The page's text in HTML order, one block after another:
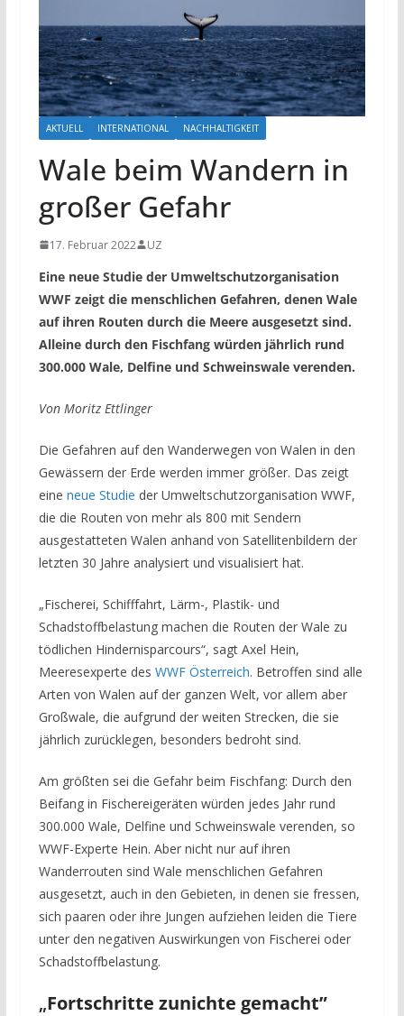
AKTUELL INTERNATIONAL NACHHALTIGKEIT
Wale beim Wandern in
großer Gefahr
17. Februar 2022 UZ
Eine neue Studie der Umweltschutzorganisation
WWF zeigt die menschlichen Gefahren, denen Wale
auf ihren Routen durch die Meere ausgesetzt sind.
Alleine durch den Fischfang würden jährlich rund
300.000 Wale, Delfine und Schweinswale verenden.
Von Moritz Ettlinger
Die Gefahren auf den Wanderwegen von Walen in den
Gewässern der Erde werden immer größer. Das zeigt
eine neue Studie der Umweltschutzorganisation WWF,
die die Routen von mehr als 800 mit Sendern
ausgestatteten Walen anhand von Satellitenbildern der
letzten 30 Jahre analysiert und visualisiert hat.
„Fischerei, Schifffahrt, Lärm-, Plastik- und
Schadstoffbelastung machen die Routen der Wale zu
tödlichen Hindernisparcours“, sagt Axel Hein,
Meeresexperte des WWF Österreich. Betroffen sind alle
Arten von Walen auf der ganzen Welt, vor allem aber
Großwale, die aufgrund der weiten Strecken, die sie
jährlich zurücklegen, besonders bedroht sind.
Am größten sei die Gefahr beim Fischfang: Durch den
Beifang in Fischereigeräten würden jedes Jahr rund
300.000 Wale, Delfine und Schweinswale verenden, so
WWF-Experte Hein. Aber nicht nur auf ihren
Wanderrouten sind Wale menschlichen Gefahren
ausgesetzt, auch in den Gebieten, in denen sie fressen,
sich paaren oder ihre Jungen aufziehen leiden die Tiere
unter den negativen Auswirkungen von Fischerei oder
Schadstoffbelastung.
„Fortschritte zunichte gemacht”